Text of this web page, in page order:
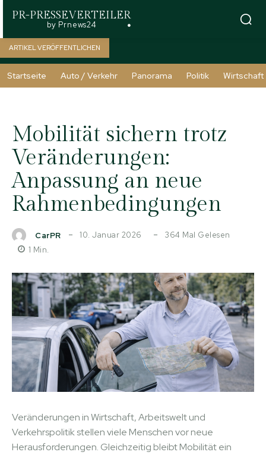
PR-PRESSEVERTEILER
by Prnews24
ARTIKEL VERÖFFENTLICHEN
Startseite Auto / Verkehr Panorama Politik Wirtschaft
Mobilität sichern trotz
Veränderungen:
Anpassung an neue
Rahmenbedingungen
CarPR 10. Januar 2026 364 Mal Gelesen
1 Min.
Veränderungen in Wirtschaft, Arbeitswelt und
Verkehrspolitik stellen viele Menschen vor neue
Herausforderungen. Gleichzeitig bleibt Mobilität ein